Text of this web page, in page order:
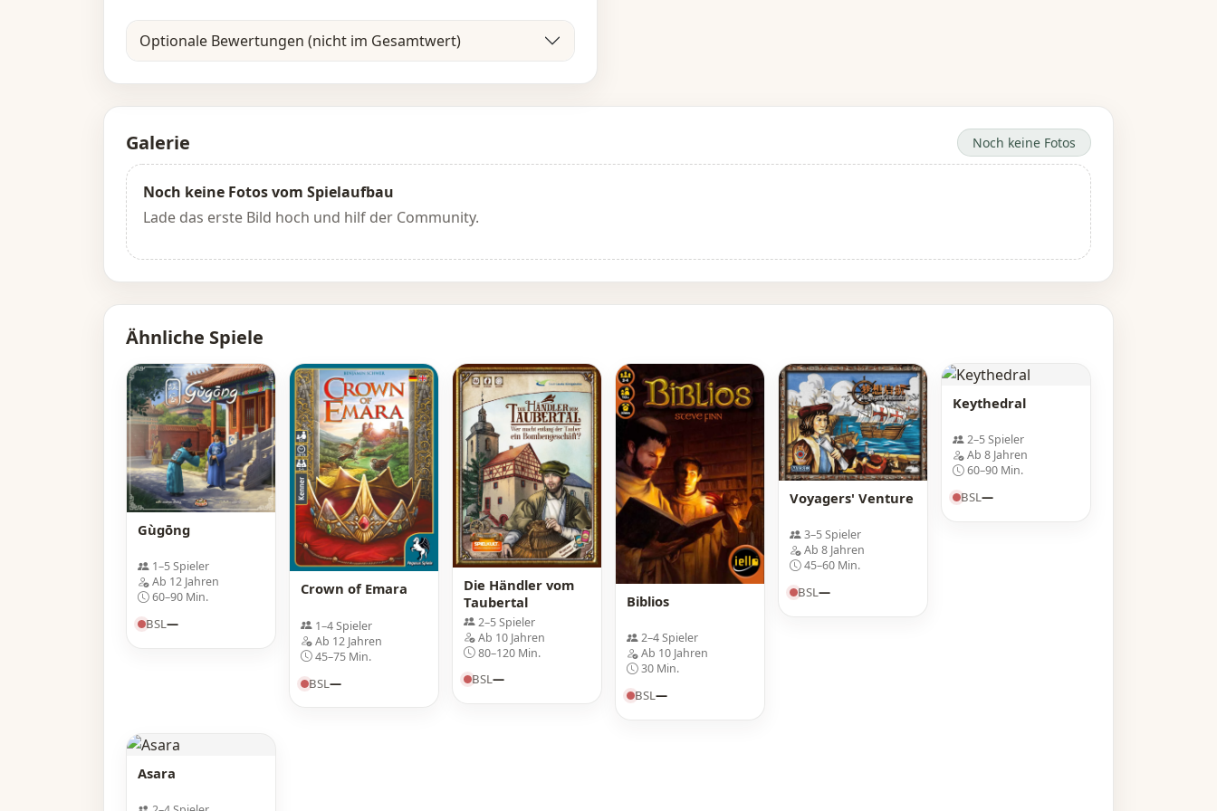
Optionale Bewertungen (nicht im Gesamtwert)
Galerie Noch keine Fotos
Noch keine Fotos vom Spielaufbau
Lade das erste Bild hoch und hilf der Community.
Ähnliche Spiele
Gùgōng
1–5 Spieler
Ab 12 Jahren
60–90 Min.
BSL—
Crown of Emara
1–4 Spieler
Ab 12 Jahren
45–75 Min.
BSL—
Die Händler vom
Taubertal
2–5 Spieler
Ab 10 Jahren
80–120 Min.
BSL—
Biblios
2–4 Spieler
Ab 10 Jahren
30 Min.
BSL—
Voyagers' Venture
3–5 Spieler
Ab 8 Jahren
45–60 Min.
BSL—
Keythedral
2–5 Spieler
Ab 8 Jahren
60–90 Min.
BSL—
Asara